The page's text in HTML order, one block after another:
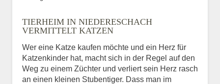
BILD HOCHLADEN
Vermisst seit
TIERHEIM IN NIEDERESCHACH
VERMITTELT KATZEN
Wer eine Katze kaufen möchte und ein Herz für
Katzenkinder hat, macht sich in der Regel auf den
Weg zu einem Züchter und verliert sein Herz rasch
an einen kleinen Stubentiger. Dass man im